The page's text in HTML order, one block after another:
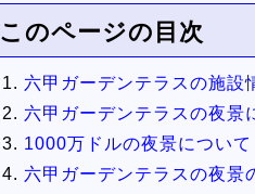
このページの目次
六甲ガーデンテラスの施設
六甲ガーデンテラスの夜景
1000万ドルの夜景について
六甲ガーデンテラスの夜景